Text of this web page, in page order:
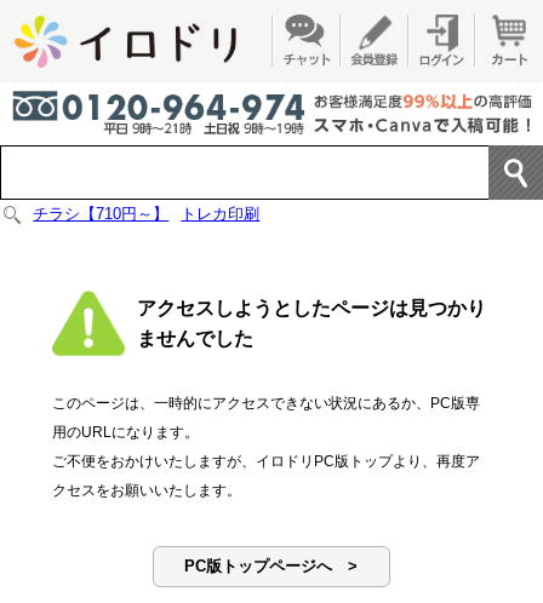
チラシ【710円～】 トレカ印刷
アクセスしようとしたページは見つかり
ませんでした
このページは、一時的にアクセスできない状況にあるか、PC版専
用のURLになります。
ご不便をおかけいたしますが、イロドリPC版トップより、再度ア
クセスをお願いいたします。
PC版トップページへ >